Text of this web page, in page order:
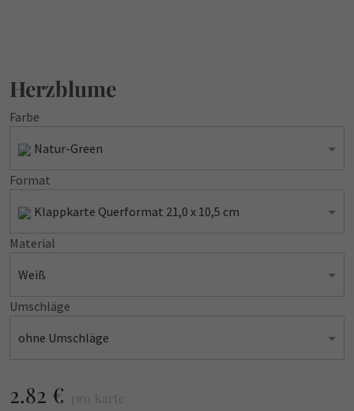
Herzblume
Farbe
Natur-Green
Format
Klappkarte Querformat 21,0 x 10,5 cm
Material
Weiß
Umschläge
ohne Umschläge
2.82 € pro Karte